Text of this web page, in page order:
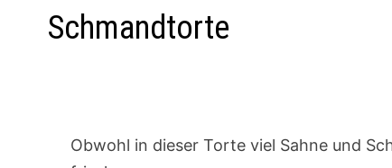
Schmandtorte
Obwohl in dieser Torte viel Sahne und